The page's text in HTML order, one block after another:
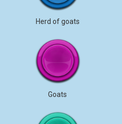
Herd of goats
Goats